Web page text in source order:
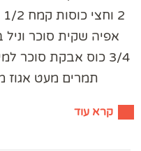
תמרים מעט אגוז
קרא עוד